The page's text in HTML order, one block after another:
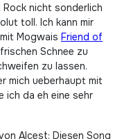
toll. Ich kann mir
Mogwais Friend of
Schnee zu
zu lassen.
mich ueberhaupt mit
ich da eh eine sehr
Alcest: Diesen Song